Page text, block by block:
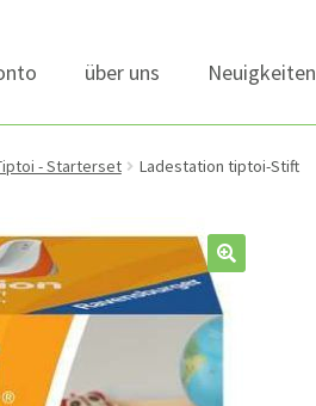
über uns Neuigkeiten
- Starterset Ladestation tiptoi-Stift